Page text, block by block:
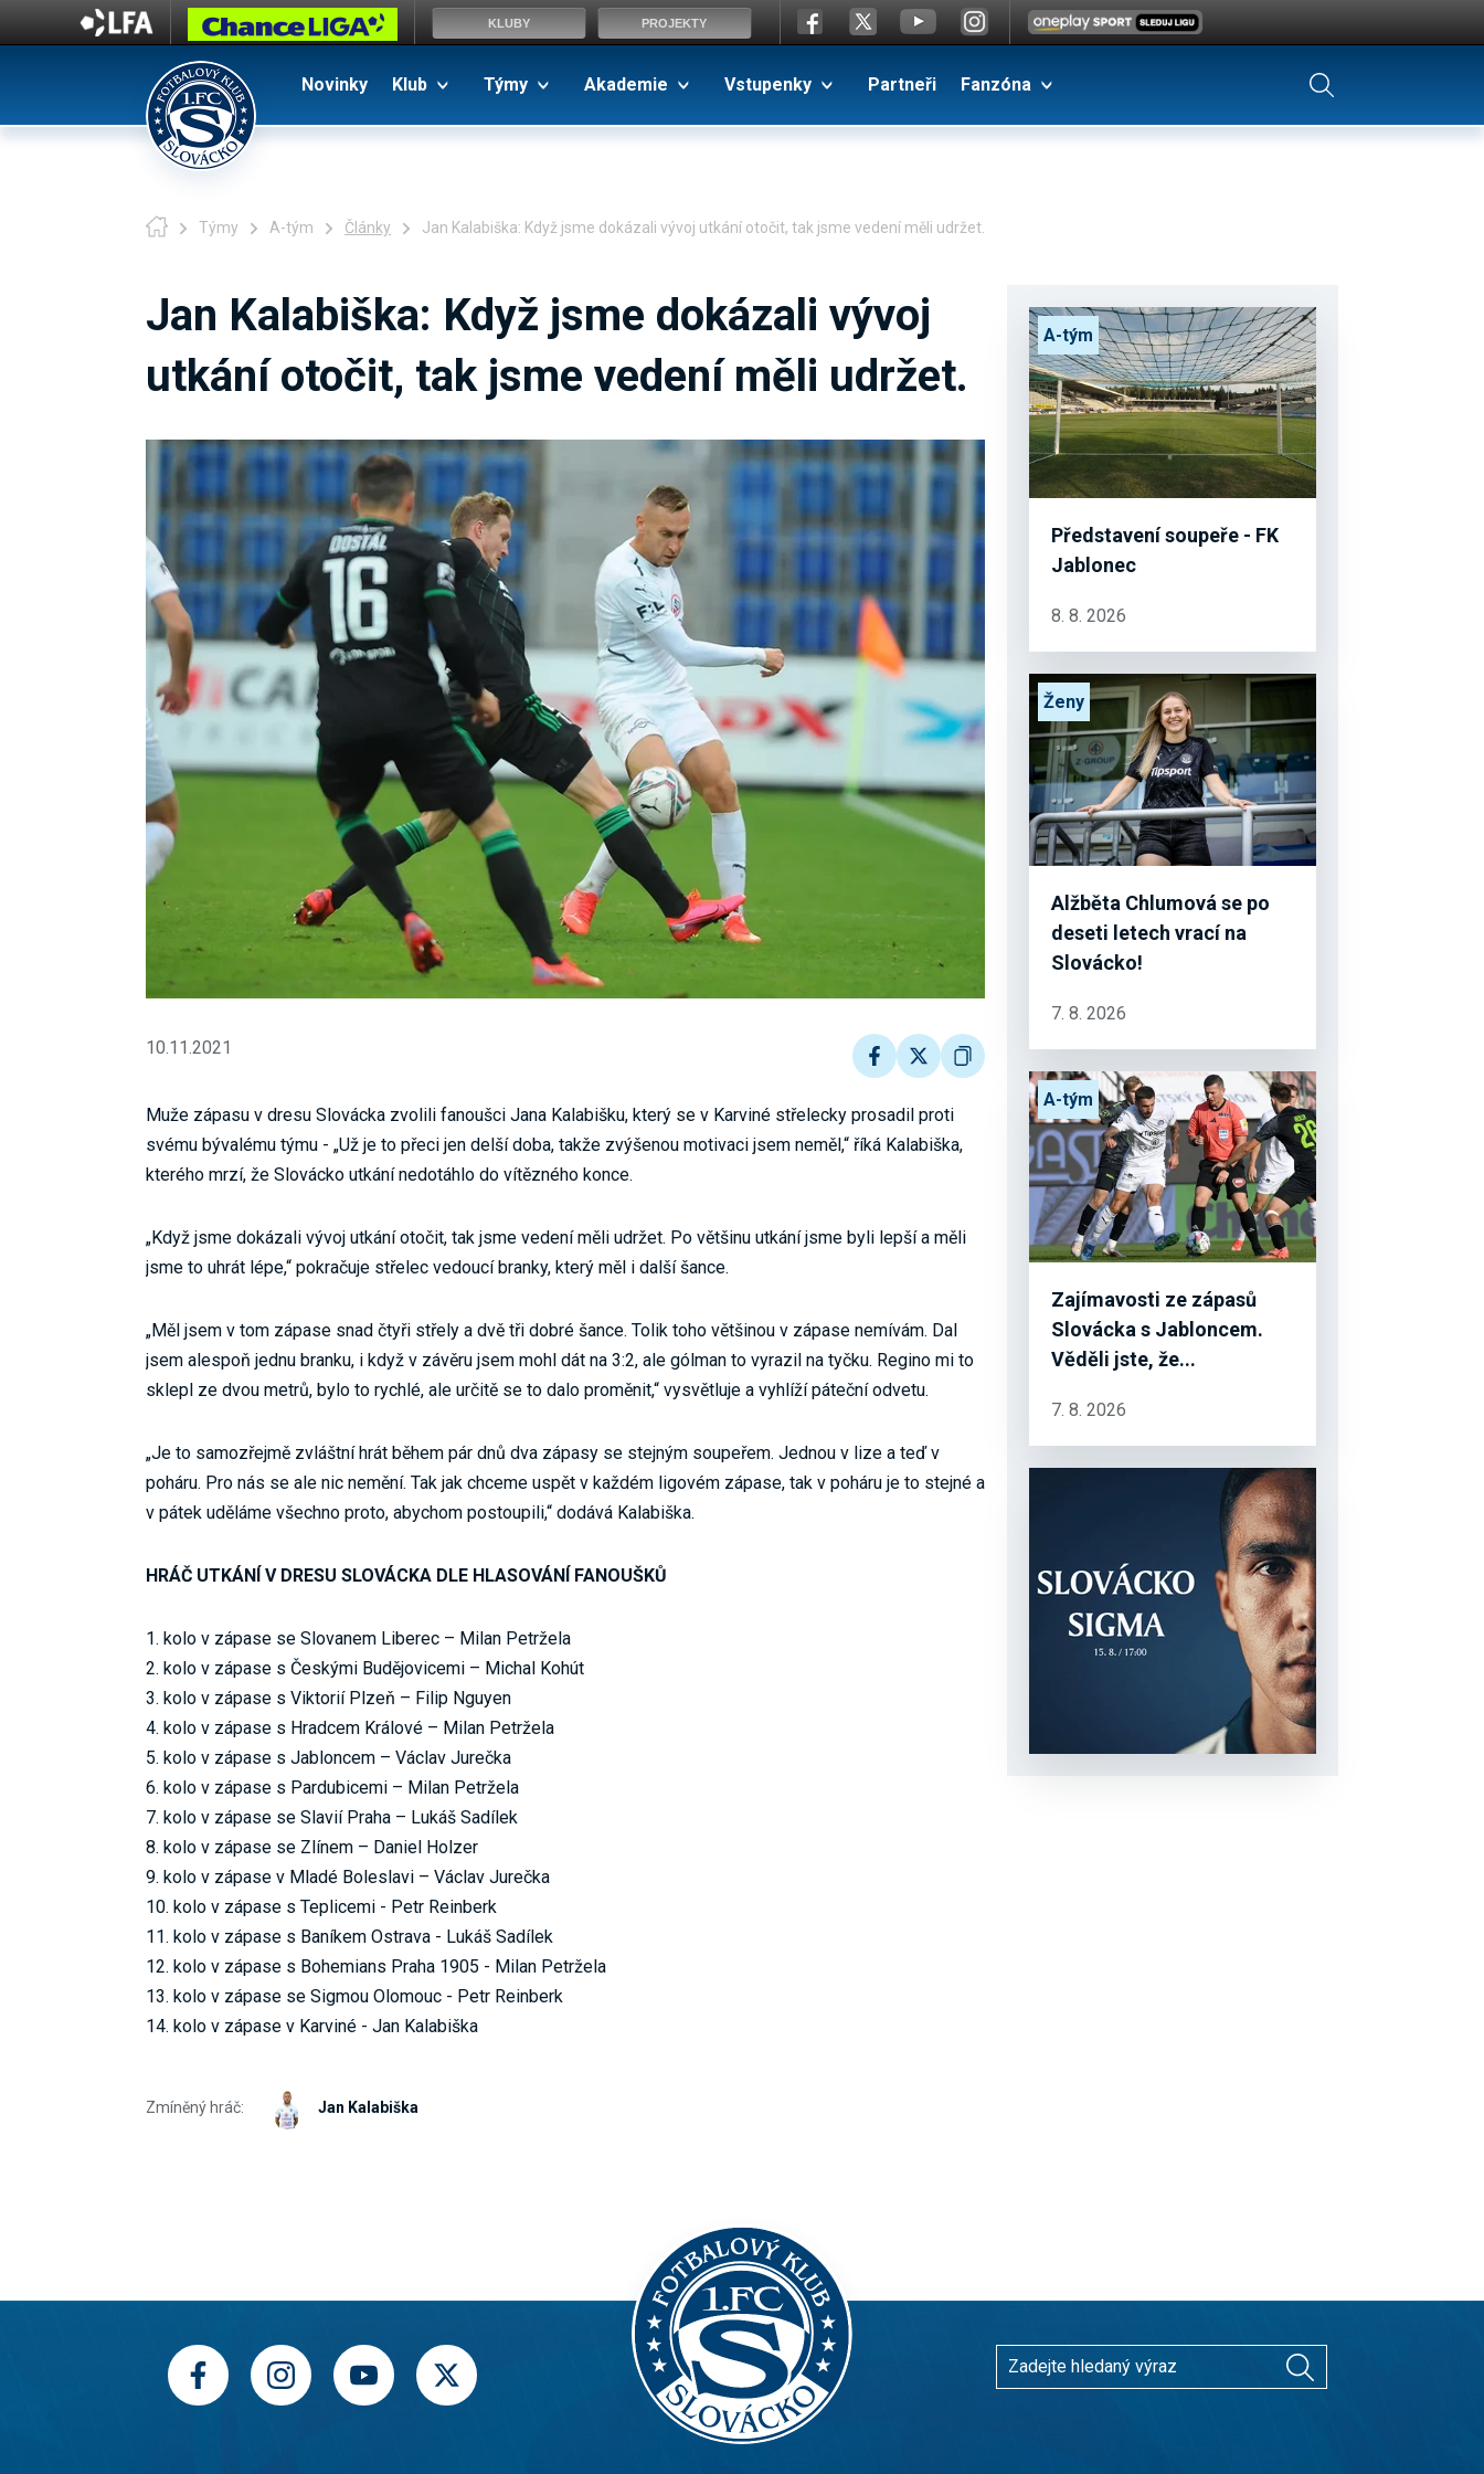
Novinky Klub Týmy Akademie Vstupenky Partneři Fanzóna
Týmy A-tým Články Jan Kalabiška: Když jsme dokázali vývoj utkání otočit, tak jsme vedení měli udržet.
Jan Kalabiška: Když jsme dokázali vývoj
utkání otočit, tak jsme vedení měli udržet.
10.11.2021
Muže zápasu v dresu Slovácka zvolili fanoušci Jana Kalabišku, který se v Karviné střelecky prosadil proti
svému bývalému týmu - „Už je to přeci jen delší doba, takže zvýšenou motivaci jsem neměl,“ říká Kalabiška,
kterého mrzí, že Slovácko utkání nedotáhlo do vítězného konce.
„Když jsme dokázali vývoj utkání otočit, tak jsme vedení měli udržet. Po většinu utkání jsme byli lepší a měli
jsme to uhrát lépe,“ pokračuje střelec vedoucí branky, který měl i další šance.
„Měl jsem v tom zápase snad čtyři střely a dvě tři dobré šance. Tolik toho většinou v zápase nemívám. Dal
jsem alespoň jednu branku, i když v závěru jsem mohl dát na 3:2, ale gólman to vyrazil na tyčku. Regino mi to
sklepl ze dvou metrů, bylo to rychlé, ale určitě se to dalo proměnit,“ vysvětluje a vyhlíží páteční odvetu.
„Je to samozřejmě zvláštní hrát během pár dnů dva zápasy se stejným soupeřem. Jednou v lize a teď v
poháru. Pro nás se ale nic nemění. Tak jak chceme uspět v každém ligovém zápase, tak v poháru je to stejné a
v pátek uděláme všechno proto, abychom postoupili,“ dodává Kalabiška.
HRÁČ UTKÁNÍ V DRESU SLOVÁCKA DLE HLASOVÁNÍ FANOUŠKŮ
1. kolo v zápase se Slovanem Liberec – Milan Petržela
2. kolo v zápase s Českými Budějovicemi – Michal Kohút
3. kolo v zápase s Viktorií Plzeň – Filip Nguyen
4. kolo v zápase s Hradcem Králové – Milan Petržela
5. kolo v zápase s Jabloncem – Václav Jurečka
6. kolo v zápase s Pardubicemi – Milan Petržela
7. kolo v zápase se Slavií Praha – Lukáš Sadílek
8. kolo v zápase se Zlínem – Daniel Holzer
9. kolo v zápase v Mladé Boleslavi – Václav Jurečka
10. kolo v zápase s Teplicemi - Petr Reinberk
11. kolo v zápase s Baníkem Ostrava - Lukáš Sadílek
12. kolo v zápase s Bohemians Praha 1905 - Milan Petržela
13. kolo v zápase se Sigmou Olomouc - Petr Reinberk
14. kolo v zápase v Karviné - Jan Kalabiška
Zmíněný hráč: Jan Kalabiška
Představení soupeře - FK
Jablonec
A-tým
8. 8. 2026
Alžběta Chlumová se po
deseti letech vrací na
Slovácko!
Ženy
7. 8. 2026
Zajímavosti ze zápasů
Slovácka s Jabloncem.
Věděli jste, že...
A-tým
7. 8. 2026
KLUBY PROJEKTY